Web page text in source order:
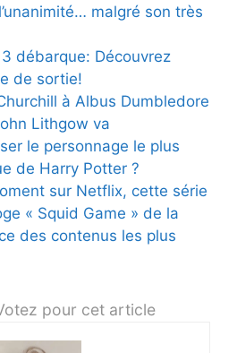
malgré son très
débarque: Découvrez
de sortie!
à Albus Dumbledore
Lithgow va
le personnage le plus
de Harry Potter ?
sur Netflix, cette série
« Squid Game » de la
des contenus les plus
pour cet article